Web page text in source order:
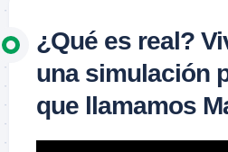
¿Qué es real?
una simulación
que llamamos